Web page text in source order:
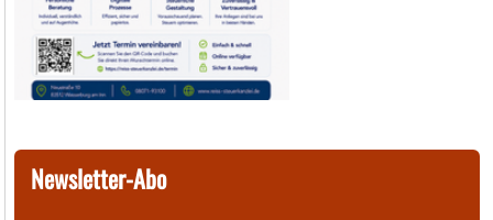
Newsletter-Abo